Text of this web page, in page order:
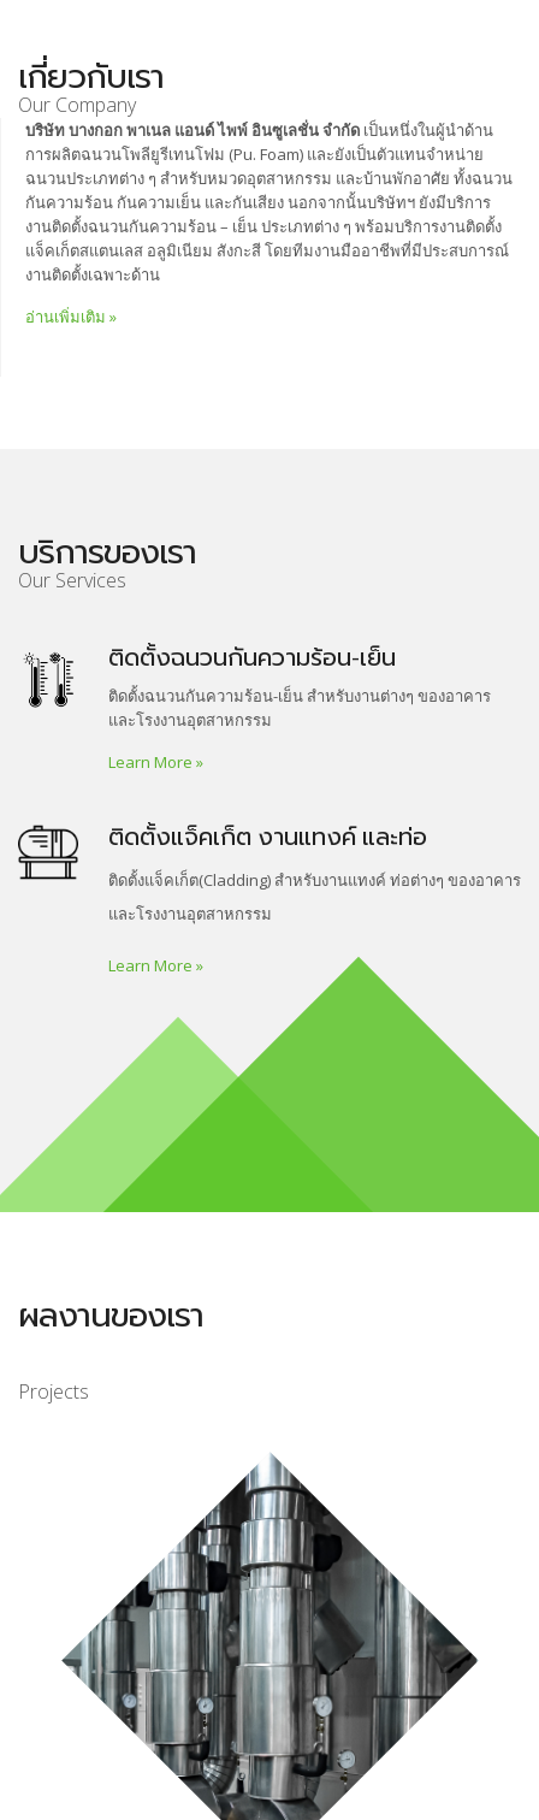
เกี่ยวกับเรา
Our Company
บริษัท บางกอก พาเนล แอนด์ ไพพ์ อินซูเลชั่น จำกัด เป็นหนึ่งในผู้นำด้าน
การผลิตฉนวนโพลียูรีเทนโฟม (Pu. Foam) และยังเป็นตัวแทนจำหน่าย
ฉนวนประเภทต่าง ๆ สำหรับหมวดอุตสาหกรรม และบ้านพักอาศัย ทั้งฉนวน
กันความร้อน กันความเย็น และกันเสียง นอกจากนั้นบริษัทฯ ยังมีบริการ
งานติดตั้งฉนวนกันความร้อน – เย็น ประเภทต่าง ๆ พร้อมบริการงานติดตั้ง
แจ็คเก็ตสแตนเลส อลูมิเนียม สังกะสี โดยทีมงานมืออาชีพที่มีประสบการณ์
งานติดตั้งเฉพาะด้าน
อ่านเพิ่มเติม »
บริการของเรา
Our Services
ติดตั้งฉนวนกันความร้อน-เย็น
ติดตั้งฉนวนกันความร้อน-เย็น สำหรับงานต่างๆ ของอาคาร
และโรงงานอุตสาหกรรม
Learn More »
ติดตั้งแจ็คเก็ต งานแทงค์ และท่อ
ติดตั้งแจ็คเก็ต(Cladding) สำหรับงานแทงค์ ท่อต่างๆ ของอาคาร
และโรงงานอุตสาหกรรม
Learn More »
ผลงานของเรา
Projects